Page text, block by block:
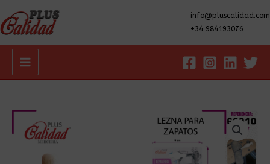
info@pluscalidad.com
+34 984193076
Main